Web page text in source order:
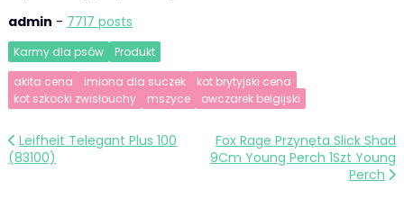
admin - 7717 posts
Karmy dla psów
Produkt
akita cena
imiona dla suczek
kot brytyjski cena
kot szkocki zwisłouchy
mszyce owczarek belgijski
Nawigacja
wpisu
Leifheit Telegant Plus 100
(83100)
Fox Rage Przynęta Slick Shad
9Cm Young Perch 1Szt Young
Perch